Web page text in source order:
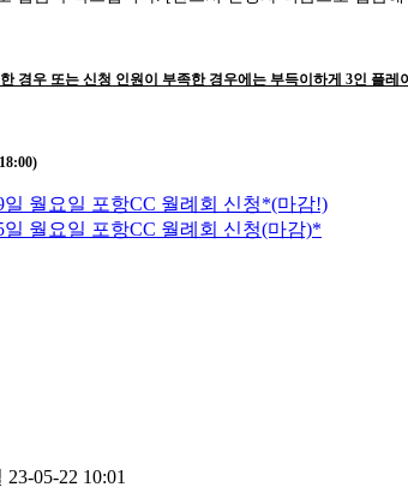
경우 또는 신청 인원이 부족한 경우에는 부득이하게 3인 플
일 월요일 포항CC 월례회 신청*(마감!)
일 월요일 포항CC 월례회 신청(마감)*
23-05-22 10:01